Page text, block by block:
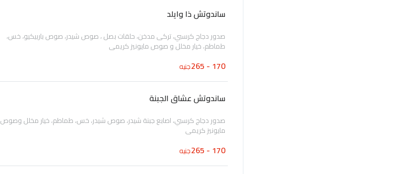
ساندوتش ذا وايلد
صدور دجاج كرسبي، تركى مدخن، حلقات بصل ، صوص شيدر، صوص باربيكيو، خس،
طماطم، خيار مخلل و صوص مايونيز كريمي
170 - 265 جنيه
ساندوتش عشاق الجبنة
صدور دجاج كرسبي، اصابع جبنة شيدر، صوص شيدر، خس، طماطم، خيار مخلل وصوص
مايونيز كريمي
170 - 265 جنيه